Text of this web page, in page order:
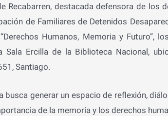
Recabarren, destacada defensora de los
de Familiares de Detenidos
Humanos, Memoria y Futuro”,
Sala Ercilla de la Biblioteca Nacional,
Santiago.
busca generar un espacio de reflexión,
de la memoria y los derechos